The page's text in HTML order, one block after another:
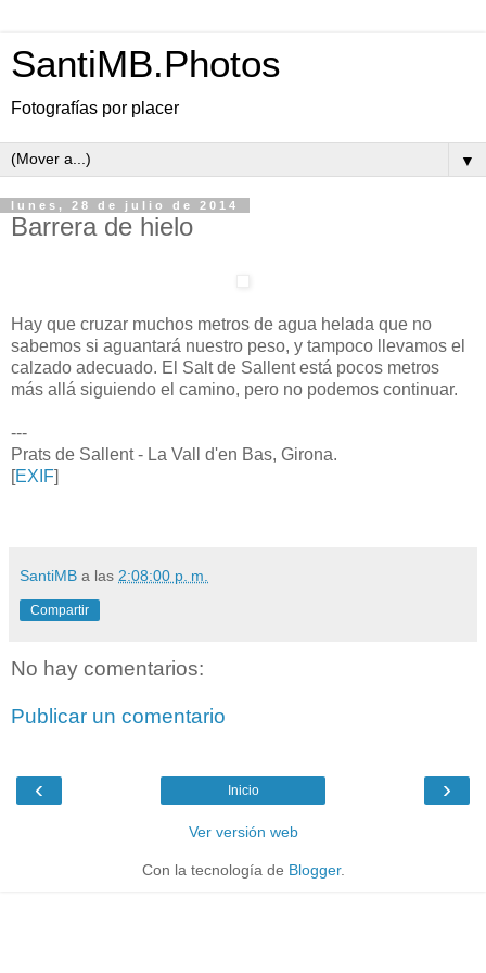
SantiMB.Photos
Fotografías por placer
▼
lunes, 28 de julio de 2014
Barrera de hielo
Hay que cruzar muchos metros de agua helada que no
sabemos si aguantará nuestro peso, y tampoco llevamos el
calzado adecuado. El Salt de Sallent está pocos metros
más allá siguiendo el camino, pero no podemos continuar.
---
Prats de Sallent - La Vall d'en Bas, Girona.
[EXIF]
SantiMB a las 2:08:00 p. m.
Compartir
No hay comentarios:
Publicar un comentario
‹ ›
Inicio
Ver versión web
Con la tecnología de Blogger.